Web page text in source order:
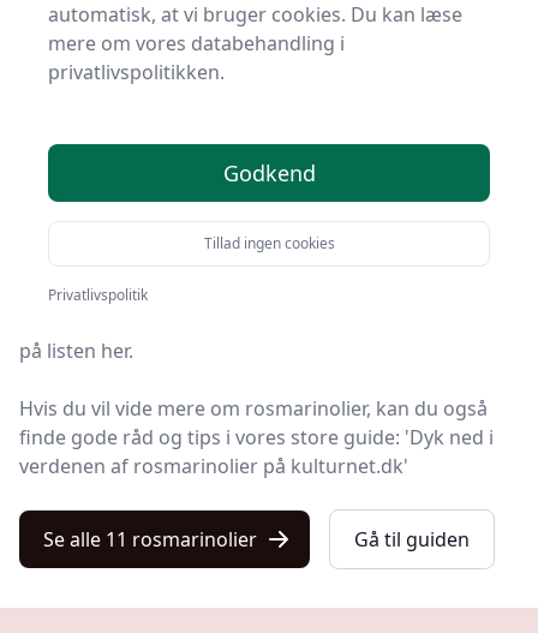
Top 11 bedste
rosmarinolier
Søger du efter de bedste rosmarinolier? På Kulturnet
har vi udvalgt de 11 mest populære produkter, så du
nemt kan træffe et godt valg.
Leder du efter et godt rosmarinolie tilbud? Vil du have
gratis fragt? Eller har du allerede en bestemt model i
på listen her.
Hvis du vil vide mere om rosmarinolier, kan du også
finde gode råd og tips i vores store guide: 'Dyk ned i
verdenen af rosmarinolier på kulturnet.dk'
Se alle 11 rosmarinolier Gå til guiden
automatisk, at vi bruger cookies. Du kan læse
mere om vores databehandling i
privatlivspolitikken.
Godkend
Tillad ingen cookies
Privatlivspolitik